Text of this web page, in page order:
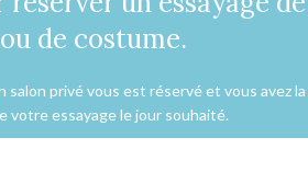
de costume.
salon privé vous est réservé et vous avez la
votre essayage le jour souhaité.